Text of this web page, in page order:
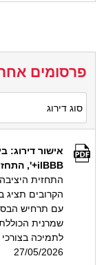
פרסומים
אישור דירוג:
ilBBB+', התחזית יציבה; אשרור דירוג איגרות החוב, 'ilA'
הקרובים תציג
עם תרחיש
שמרנית
לתמיכה
27/05/2026